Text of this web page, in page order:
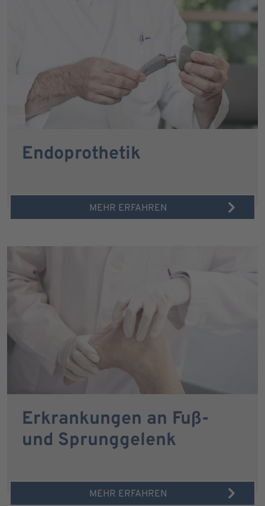
Endoprothetik
MEHR ERFAHREN
Erkrankungen an Fuß-
und Sprunggelenk
MEHR ERFAHREN